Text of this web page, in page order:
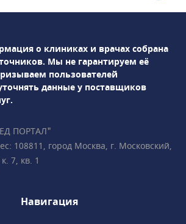
диагностики: УЗИ, рентген,
книжку.
о клиниках и врачах собрана
Мы не гарантируем её
пользователей
данные у поставщиков
ПОРТАЛ"
108811, город Москва, г. Московский,
7, кв. 1
Навигация